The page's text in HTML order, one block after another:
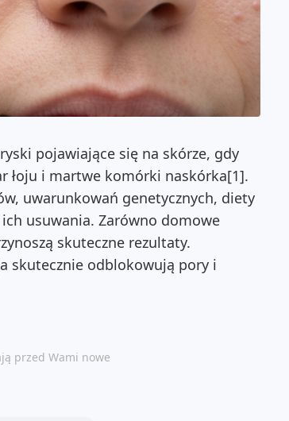
pojawiające się na skórze, gdy
łoju i martwe komórki naskórka[1].
uwarunkowań genetycznych, diety
usuwania. Zarówno domowe
skuteczne rezultaty.
skutecznie odblokowują pory i
przed Wami nowe